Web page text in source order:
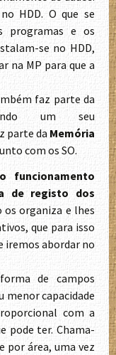
HDD. O que se
programas e os
se no HDD,
na MP para que a
faz parte da
um seu
parte da Memória
com os SO.
funcionamento
de registo dos
organiza e lhes
que para isso
iremos abordar no
de campos
menor capacidade
com a
pode ter. Chama-
por área, uma vez